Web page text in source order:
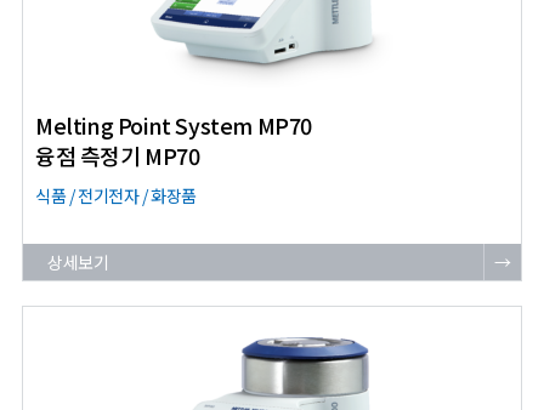
Melting Point System MP70
융점 측정기 MP70
식품 / 전기전자 / 화장품
상세보기 →